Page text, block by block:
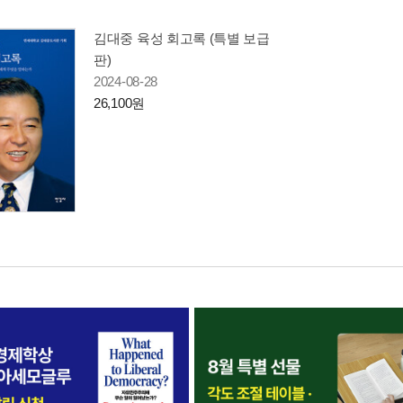
김대중 육성 회고록 (특별 보급
판)
2024-08-28
26,100원